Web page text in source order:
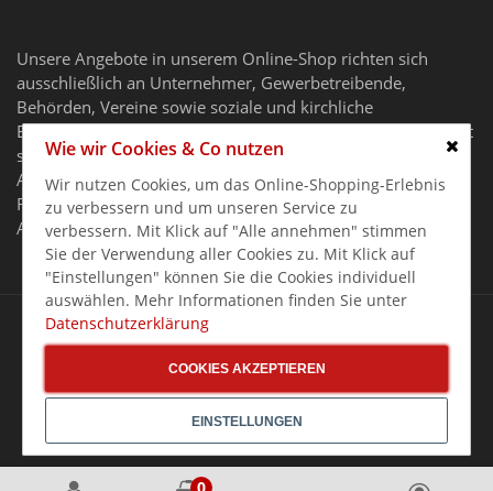
Unsere Angebote in unserem Online-Shop richten sich
ausschließlich an Unternehmer, Gewerbetreibende,
Behörden, Vereine sowie soziale und kirchliche
Einrichtungen im Sinne des § 14 BGB. Unser Angebot richtet
sich nicht an Verbraucher.
Alle Preise gelten zzgl. MwSt. und zzgl. Versandkosten. Alle
Rechte, Irrtümer und Preisänderungen vorbehalten. Alle
Angebote nur solange der Vorrat reicht.
Copyright 2026 Gastro Germany GASTRO-ONLINESHOP
Wie wir Cookies & Co nutzen
Wir nutzen Cookies, um das Online-Shopping-Erlebnis
zu verbessern und um unseren Service zu
verbessern. Mit Klick auf "Alle annehmen" stimmen
Sie der Verwendung aller Cookies zu. Mit Klick auf
"Einstellungen" können Sie die Cookies individuell
auswählen. Mehr Informationen finden Sie unter
Datenschutzerklärung
COOKIES AKZEPTIEREN
EINSTELLUNGEN